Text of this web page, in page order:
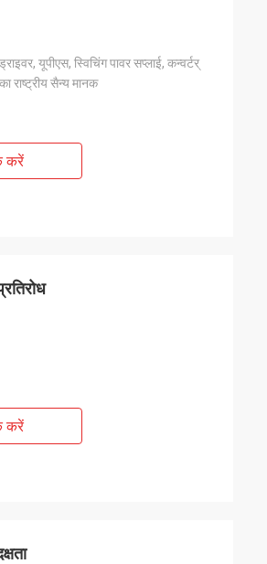
यूपीएस, स्विचिंग पावर सप्लाई, कन्वर्टर्
राष्ट्रीय सैन्य मानक
करें
करें